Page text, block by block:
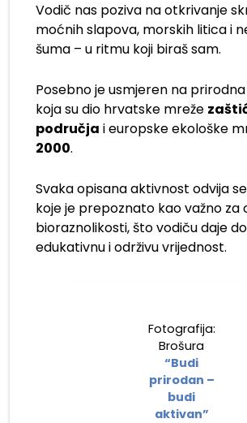
Vodič nas poziva na otkrivanje
moćnih slapova, morskih litica i
šuma – u ritmu koji biraš sam.
Posebno je usmjeren na
koja su dio hrvatske mreže
područja i europske ekološke
2000.
Svaka opisana aktivnost odvija
koje je prepoznato kao važno za
bioraznolikosti, što vodiču daje
edukativnu i održivu vrijednost.
Fotografija:
Brošura
“Budi
prirodan –
budi
aktivan”